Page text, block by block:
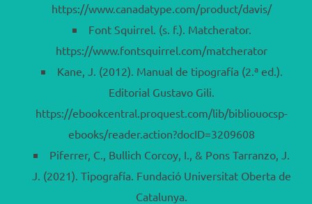
https://www.canadatype.com/product/davis/
Font Squirrel. (s. f.). Matcherator.
https://www.fontsquirrel.com/matcherator
Kane, J. (2012). Manual de tipografía (2.ª ed.).
Editorial Gustavo Gili.
https://ebookcentral.proquest.com/lib/bibliouocsp-
ebooks/reader.action?docID=3209608
Piferrer, C., Bullich Corcoy, I., & Pons Tarranzo, J.
J. (2021). Tipografía. Fundació Universitat Oberta de
Catalunya.